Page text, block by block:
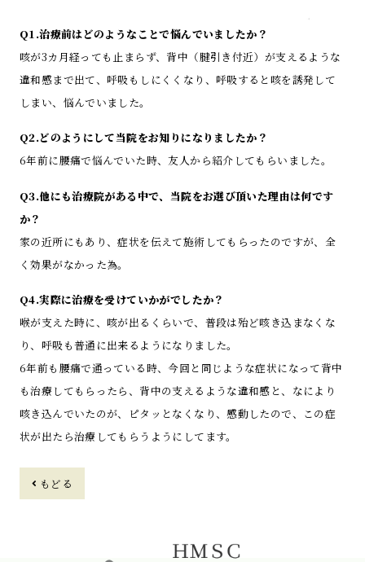
Q1.治療前はどのようなことで悩んでいましたか？
咳が3カ月経っても止まらず、背中（腱引き付近）が支えるような
違和感まで出て、呼吸もしにくくなり、呼吸すると咳を誘発して
しまい、悩んでいました。
Q2.どのようにして当院をお知りになりましたか？
6年前に腰痛で悩んでいた時、友人から紹介してもらいました。
Q3.他にも治療院がある中で、当院をお選び頂いた理由は何です
か？
家の近所にもあり、症状を伝えて施術してもらったのですが、全
く効果がなかった為。
Q4.実際に治療を受けていかがでしたか？
喉が支えた時に、咳が出るくらいで、普段は殆ど咳き込まなくな
り、呼吸も普通に出来るようになりました。
6年前も腰痛で通っている時、今回と同じような症状になって背中
も治療してもらったら、背中の支えるような違和感と、なにより
咳き込んでいたのが、ピタッとなくなり、感動したので、この症
状が出たら治療してもらうようにしてます。
もどる